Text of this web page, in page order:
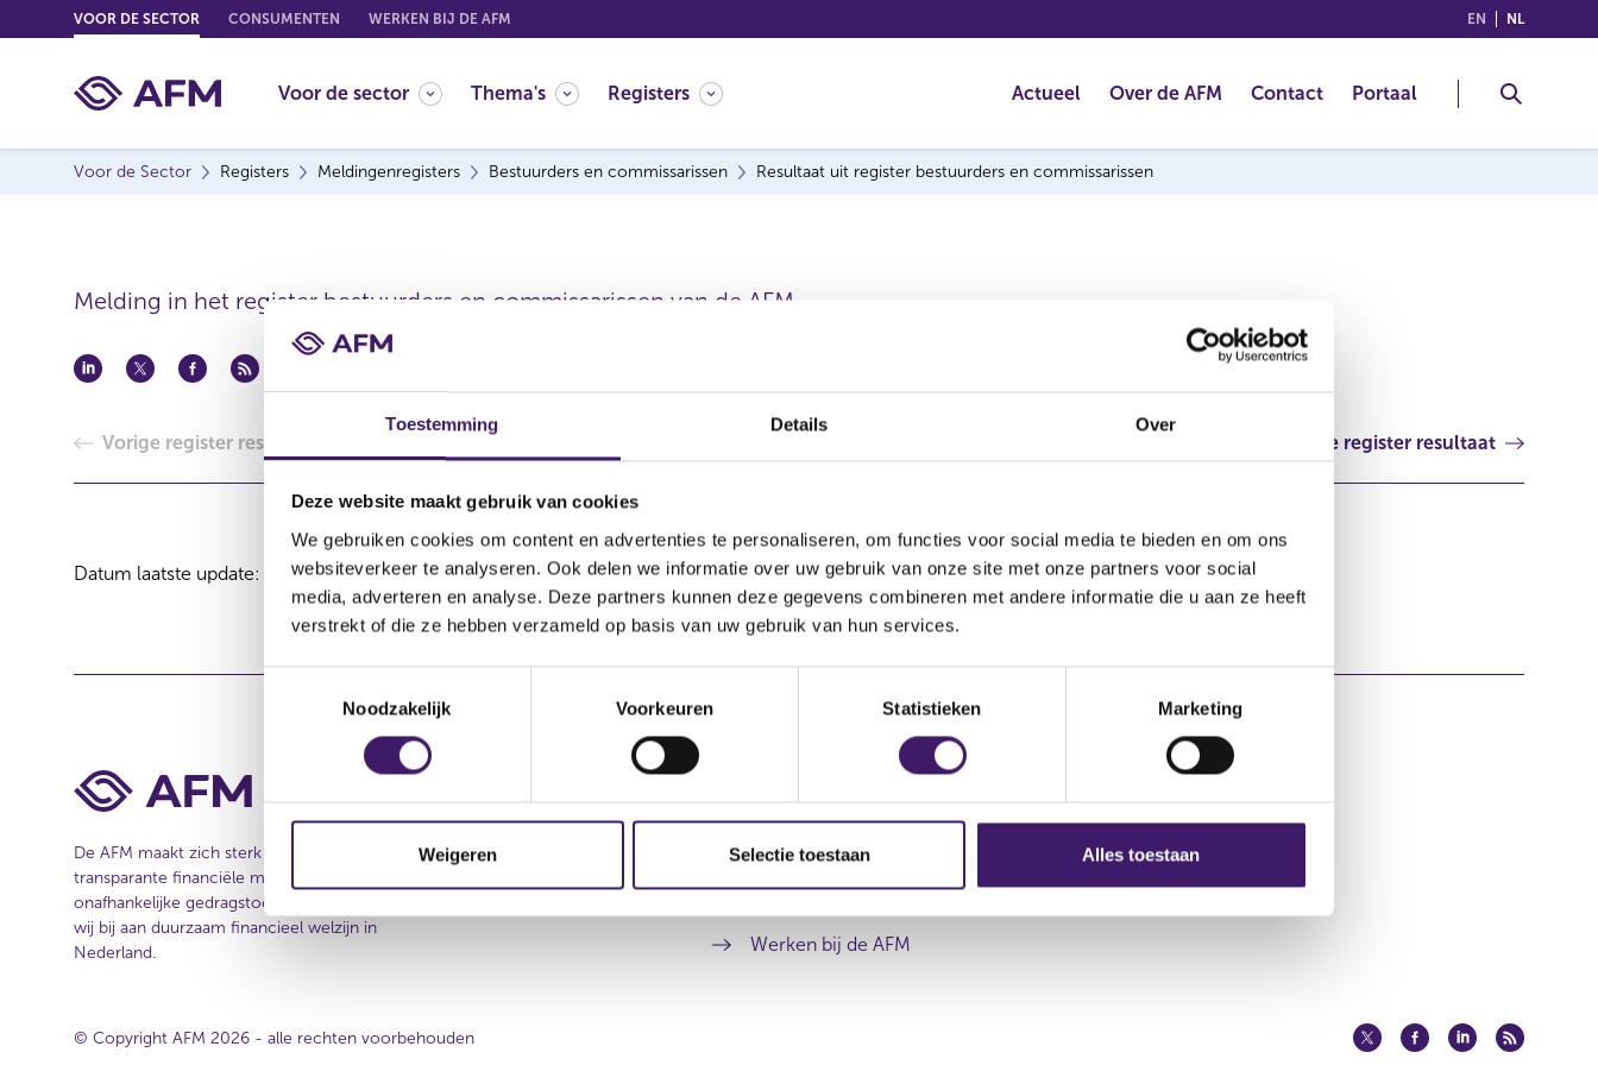
Toestemming Details Over
Deze website maakt gebruik van cookies
We gebruiken cookies om content en advertenties te personaliseren, om functies voor social media te bieden en om ons
websiteverkeer te analyseren. Ook delen we informatie over uw gebruik van onze site met onze partners voor social
media, adverteren en analyse. Deze partners kunnen deze gegevens combineren met andere informatie die u aan ze heeft
verstrekt of die ze hebben verzameld op basis van uw gebruik van hun services.
T
m
i
n
Noodzakelijk Voorkeuren Statistieken Marketing
Weigeren Selectie toestaan Alles toestaan
o
o
EN (ENGLISH)
NL
VOOR DE SECTOR CONSUMENTEN WERKEN BIJ DE AFM
Voor de sector Thema's Registers Actueel Over de AFM Contact Portaal
Voor de Sector Registers Meldingenregisters Bestuurders en commissarissen Resultaat uit register bestuurders en commissarissen
Melding in het register bestuurders en commissarissen van de AFM.
Vorige register resultaat Volgende register resultaat
Datum laatste update: 06 augustus 2026
Over de AFM
Contact
Werken bij de AFM
Privacy
Cookiebeleid
De AFM maakt zich sterk voor eerlijke en
transparante financiële markten. Als
onafhankelijke gedragstoezichthouder dragen
wij bij aan duurzaam financieel welzijn in
Nederland.
© Copyright AFM 2026 - alle rechten voorbehouden